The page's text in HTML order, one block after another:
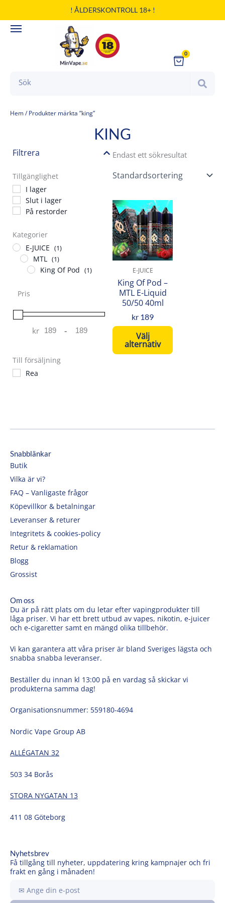
till
innehåll
! ÅLDERSKONTROLL 18+ !
0
Cart
Hem/ Produkter märkta ”king”
KING
Filtrera
Tillgänglighet
I lager
Slut i lager
På restorder
Kategorier
E-JUICE (1)
MTL (1)
King Of Pod (1)
Pris
kr Minimum Price
-
Maximum Price
Till försäljning
Rea
Endast ett sökresultat
E-JUICE
King Of Pod –
MTL E-Liquid
50/50 40ml
kr 189
Välj
alternativ
Den
här
produkten
har
flera
varianter.
De
olika
alternativen
kan
väljas
på
produktsidan
Snabblänkar
Butik
Vilka är vi?
FAQ – Vanligaste frågor
Köpevillkor & betalningar
Leveranser & returer
Integritets & cookies-policy
Retur & reklamation
Blogg
Grossist
Om oss
Du är på rätt plats om du letar efter vapingprodukter till
låga priser. Vi har ett brett utbud av vapes, nikotin, e-juicer
och e-cigaretter samt en mängd olika tillbehör.
Vi kan garantera att våra priser är bland Sveriges lägsta och
snabba snabba leveranser.
Beställer du innan kl 13:00 på en vardag så skickar vi
produkterna samma dag!
Organisationsnummer: 559180-4694
Nordic Vape Group AB
ALLÉGATAN 32
503 34 Borås
STORA NYGATAN 13
411 08 Göteborg
Nyhetsbrev
Få tillgång till nyheter, uppdatering kring kampnajer och fri
frakt en gång i månaden!
din